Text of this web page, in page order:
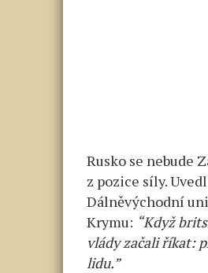
Rusko se nebude
z pozice síly.
Dálněvýchodní
Krymu: “Když
vlády začali říkat:
lidu.”